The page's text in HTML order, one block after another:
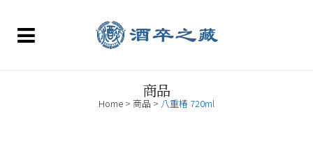
商品
Home > 商品 > 八重椿 720ml